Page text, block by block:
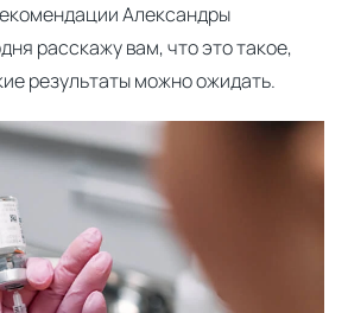
Александры
расскажу вам, что это такое,
результаты можно ожидать.